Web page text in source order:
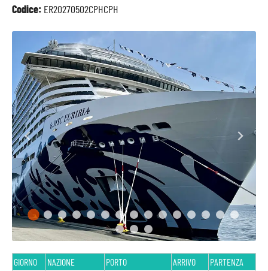
Codice: ER20270502CPHCPH
GIORNO NAZIONE PORTO ARRIVO PARTENZA